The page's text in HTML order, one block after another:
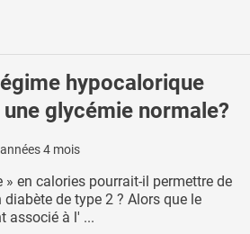
hypocalorique
glycémie normale?
4 mois
» en calories pourrait-il permettre de
diabète de type 2 ? Alors que le
associé à l' ...